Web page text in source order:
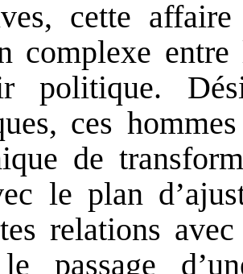
cette
complexe
politique.
ces
de
le plan
relations
passage